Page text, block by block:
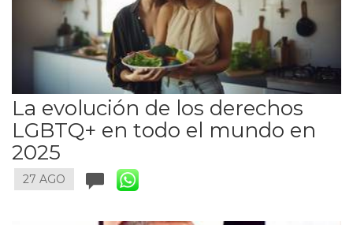
La evolución de los derechos
LGBTQ+ en todo el mundo en
2025
27 AGO